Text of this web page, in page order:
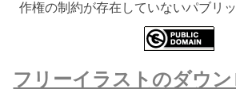
作権の制約が存在していないパブリ
フリーイラストのダウン